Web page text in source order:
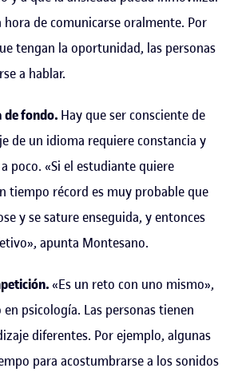
de comunicarse oralmente. Por
tengan la oportunidad, las personas
a hablar.
de fondo. Hay que ser consciente de
de un idioma requiere constancia y
poco. «Si el estudiante quiere
tiempo récord es muy probable que
y se sature enseguida, y entonces
apunta Montesano.
«Es un reto con uno mismo»,
psicología. Las personas tienen
diferentes. Por ejemplo, algunas
para acostumbrarse a los sonidos